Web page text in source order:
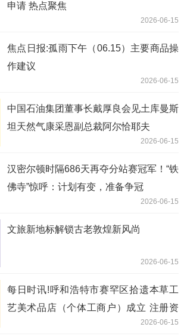
申请 热点聚焦
2026-06-15
焦点日报:孤雨下午（06.15）主要商品操
作建议
2026-06-15
中国石油集团董事长戴厚良会见土库曼斯
坦天然气康采恩副总裁阿尔恰耶夫
2026-06-15
汉密尔顿时隔686天再夺分站赛冠军！“铁
佛寺”惊呼：计划有变，准备争冠
2026-06-15
文旅新地标解锁古老敦煌新风尚
2026-06-15
每日时讯!呼和浩特市赛罕区拾遗本草工
艺美术品店（个体工商户）成立 注册资
2026-06-15